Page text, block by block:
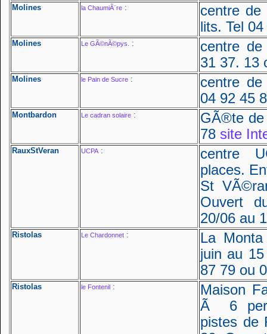
Molines la ChaumiÃ¨re :
centre de
lits. Tel
Molines Le GÃ©nÃ©pys. :
centre
31 37. 13
Molines le Pain de Sucre :
centre
04 92 45
Montbardon Le cadran solaire :
GÃ®te de
78 site
RauxStVeran UCPA :
centre
places.
St
Ouvert
20/06 au
Ristolas Le Chardonnet :
La
juin au
87 79 ou
Ristolas le Fontenil :
Maison
Ã 6
pistes de